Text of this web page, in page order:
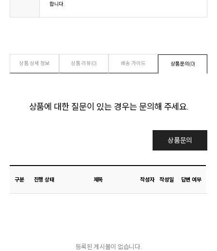
합니다.
상품 상세 정보 상품 리뷰(0) 배송 가이드 상품문의(0)
상품에 대한 질문이 있는 경우는 문의해 주세요.
상품문의
구분 진행 상태 제목 작성자 작성일 답변 여부
등록된 게시물이 없습니다.